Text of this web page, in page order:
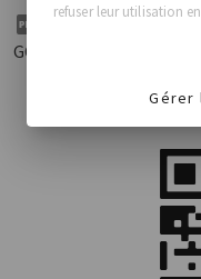
Brochure
GC Aesthetics®
refuser leur utilisation
Gérer